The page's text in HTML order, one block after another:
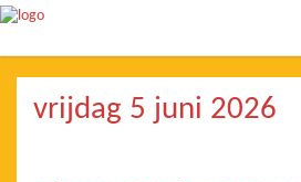
vrijdag 5 juni 2026